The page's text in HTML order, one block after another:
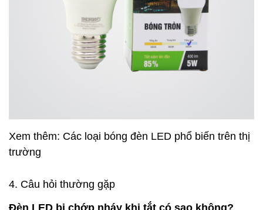
Xem thêm: Các loại bóng đèn LED phổ biến trên thị
trường
4. Câu hỏi thường gặp